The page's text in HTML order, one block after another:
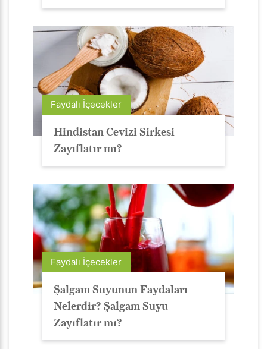
Faydalı İçecekler
Hindistan Cevizi Sirkesi
Zayıflatır mı?
Faydalı İçecekler
Şalgam Suyunun Faydaları
Nelerdir? Şalgam Suyu
Zayıflatır mı?